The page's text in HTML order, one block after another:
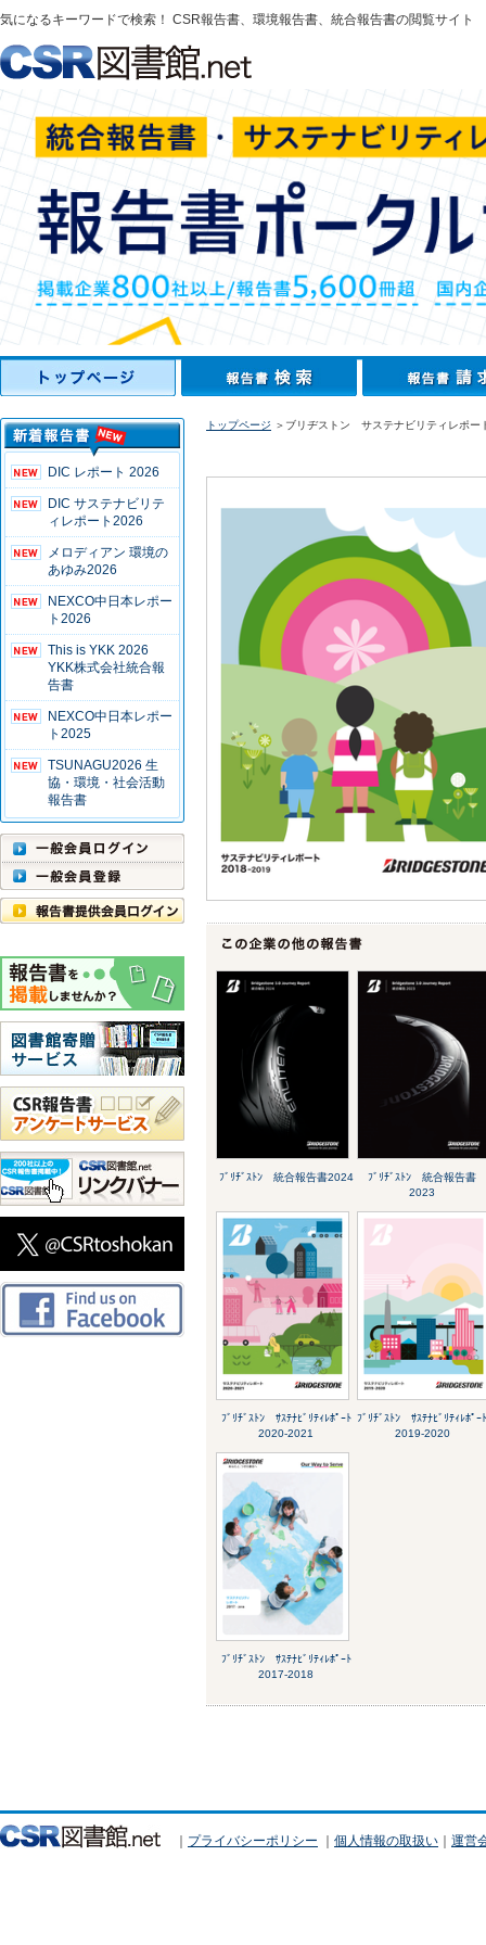
気になるキーワードで検索！ CSR報告書、環境報告書、統合報告書の閲覧サイト
DIC レポート 2026
DIC サステナビリテ
ィレポート2026
メロディアン 環境の
あゆみ2026
NEXCO中日本レポー
ト2026
This is YKK 2026
YKK株式会社統合報
告書
NEXCO中日本レポー
ト2025
TSUNAGU2026 生
協・環境・社会活動
報告書
トップページ ＞ブリヂストン サステナビリティレポー
ﾌﾞﾘﾁﾞｽﾄﾝ 統合報告書2024
ﾌﾞﾘﾁﾞｽﾄﾝ 統合報告書
2023
ﾌﾞﾘﾁﾞｽﾄﾝ ｻｽﾃﾅﾋﾞﾘﾃｨﾚﾎﾟｰﾄ
2020-2021
ﾌﾞﾘﾁﾞｽﾄﾝ ｻｽﾃﾅﾋﾞﾘﾃｨﾚﾎﾟｰ
2019-2020
ﾌﾞﾘﾁﾞｽﾄﾝ ｻｽﾃﾅﾋﾞﾘﾃｨﾚﾎﾟｰﾄ
2017-2018
｜ プライバシーポリシー ｜ 個人情報の取扱い ｜ 運営